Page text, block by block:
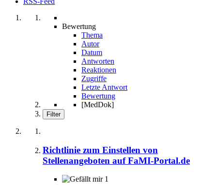
Bewertung
Thema
Autor
Datum
Antworten
Reaktionen
Zugriffe
Letzte Antwort
Bewertung
[MedDok]
Filter
Richtlinie zum Einstellen von
Stellenangeboten auf FaMI-Portal.de
1